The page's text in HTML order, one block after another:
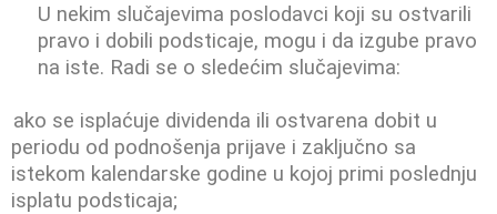
U nekim slučajevima poslodavci koji su ostvarili
pravo i dobili podsticaje, mogu i da izgube pravo
na iste. Radi se o sledećim slučajevima:
ako se isplaćuje dividenda ili ostvarena dobit u
periodu od podnošenja prijave i zaključno sa
istekom kalendarske godine u kojoj primi poslednju
isplatu podsticaja;